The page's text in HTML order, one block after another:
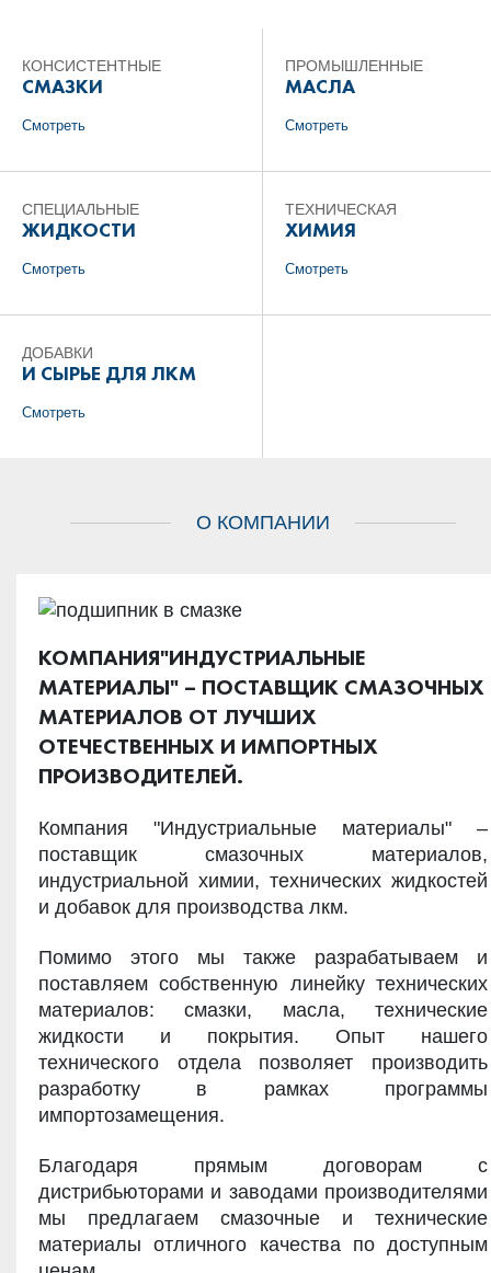
КОНСИСТЕНТНЫЕ
СМАЗКИ
Cмотреть
ПРОМЫШЛЕННЫЕ
МАСЛА
Cмотреть
СПЕЦИАЛЬНЫЕ
ЖИДКОСТИ
Cмотреть
ТЕХНИЧЕСКАЯ
ХИМИЯ
Cмотреть
ДОБАВКИ
И СЫРЬЕ ДЛЯ ЛКМ
Cмотреть
О КОМПАНИИ
КОМПАНИЯ"ИНДУСТРИАЛЬНЫЕ
МАТЕРИАЛЫ" – ПОСТАВЩИК СМАЗОЧНЫХ
МАТЕРИАЛОВ ОТ ЛУЧШИХ
ОТЕЧЕСТВЕННЫХ И ИМПОРТНЫХ
ПРОИЗВОДИТЕЛЕЙ.
Компания "Индустриальные материалы" –
поставщик смазочных материалов,
индустриальной химии, технических жидкостей
и добавок для производства лкм.
Помимо этого мы также разрабатываем и
поставляем собственную линейку технических
материалов: смазки, масла, технические
жидкости и покрытия. Опыт нашего
технического отдела позволяет производить
разработку в рамках программы
импортозамещения.
Благодаря прямым договорам с
дистрибьюторами и заводами производителями
мы предлагаем смазочные и технические
материалы отличного качества по доступным